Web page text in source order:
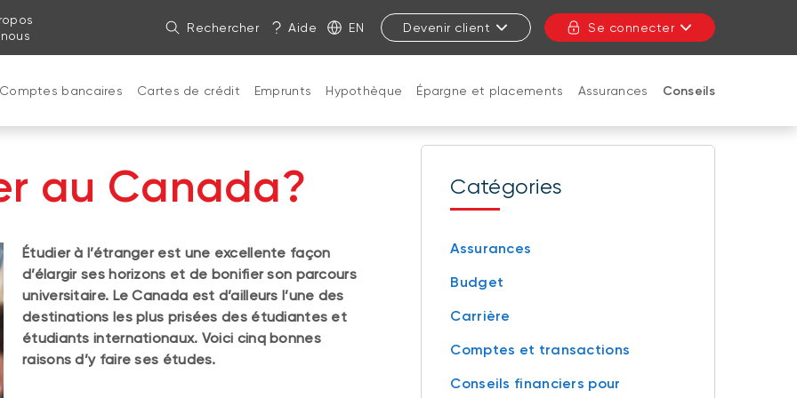
Rechercher Aide EN Devenir client Se connecter
Comptes bancaires Cartes de crédit Emprunts Hypothèque Épargne et placements Assurances Conseils
au Canada?
Étudier à l’étranger est une excellente façon
d’élargir ses horizons et de bonifier son parcours
universitaire. Le Canada est d’ailleurs l’une des
destinations les plus prisées des étudiantes et
étudiants internationaux. Voici cinq bonnes
raisons d’y faire ses études.
Catégories
Assurances
Budget
Carrière
Comptes et transactions
Conseils financiers pour